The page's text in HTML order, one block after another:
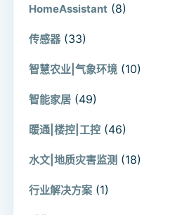
HomeAssistant (8)
传感器 (33)
智慧农业|气象环境 (10)
智能家居 (49)
暖通|楼控|工控 (46)
水文|地质灾害监测 (18)
行业解决方案 (1)